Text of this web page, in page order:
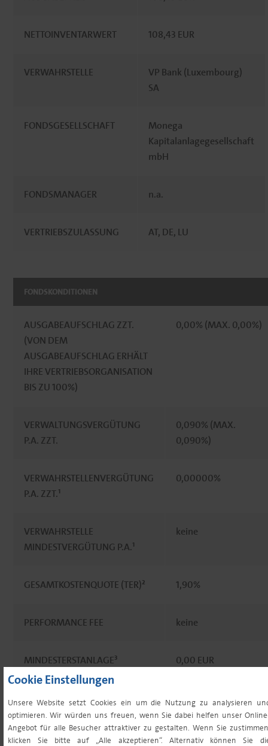
Cookie Einstellungen
Unsere Website setzt Cookies ein um die Nutzung zu analysieren
optimieren. Wir würden uns freuen, wenn Sie dabei helfen unser
Angebot für alle Besucher attraktiver zu gestalten. Wenn Sie
klicken Sie bitte auf „Alle akzeptieren“. Alternativ können Sie
NETTOINVENTARWERT 108,43 EUR
VERWAHRSTELLE
VP Bank (Luxembourg)
SA
FONDSGESELLSCHAFT
Monega
Kapitalanlagegesellschaft
mbH
FONDSMANAGER n.a.
VERTRIEBSZULASSUNG AT, DE, LU
FONDSKONDITIONEN
AUSGABEAUFSCHLAG ZZT.
(VON DEM
AUSGABEAUFSCHLAG ERHÄLT
IHRE VERTRIEBSORGANISATION
BIS ZU 100%)
0,00% (MAX. 0,00%)
VERWALTUNGSVERGÜTUNG
P.A. ZZT.
0,090% (MAX.
0,090%)
VERWAHRSTELLENVERGÜTUNG
P.A. ZZT.¹
0,00000%
VERWAHRSTELLE
MINDESTVERGÜTUNG P.A.¹
keine
GESAMTKOSTENQUOTE (TER)² 1,90%
PERFORMANCE FEE keine
MINDESTERSTANLAGE³ 0,00 EUR
MINDESTFOLGENANLAGE³ 0,00 EUR
ORDERSCHLUSSZEITEN 12:00 (tgl. für tgl.)